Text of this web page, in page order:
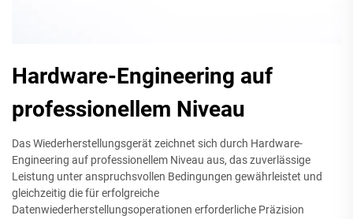
Hardware-Engineering auf
professionellem Niveau
Das Wiederherstellungsgerät zeichnet sich durch Hardware-
Engineering auf professionellem Niveau aus, das zuverlässige
Leistung unter anspruchsvollen Bedingungen gewährleistet und
gleichzeitig die für erfolgreiche
Datenwiederherstellungsoperationen erforderliche Präzision